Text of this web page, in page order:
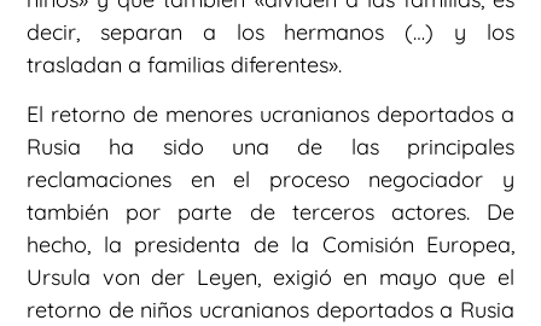
decir, separan a los hermanos (…) y los
trasladan a familias diferentes».
El retorno de menores ucranianos deportados a
Rusia ha sido una de las principales
reclamaciones en el proceso negociador y
también por parte de terceros actores. De
hecho, la presidenta de la Comisión Europea,
Ursula von der Leyen, exigió en mayo que el
retorno de niños ucranianos deportados a Rusia